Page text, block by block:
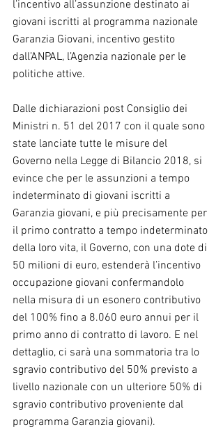
l’incentivo all’assunzione destinato ai
giovani iscritti al programma nazionale
Garanzia Giovani, incentivo gestito
dall’ANPAL, l’Agenzia nazionale per le
politiche attive.
Dalle dichiarazioni post Consiglio dei
Ministri n. 51 del 2017 con il quale sono
state lanciate tutte le misure del
Governo nella Legge di Bilancio 2018, si
evince che per le assunzioni a tempo
indeterminato di giovani iscritti a
Garanzia giovani, e più precisamente per
il primo contratto a tempo indeterminato
della loro vita, il Governo, con una dote di
50 milioni di euro, estenderà l’incentivo
occupazione giovani confermandolo
nella misura di un esonero contributivo
del 100% fino a 8.060 euro annui per il
primo anno di contratto di lavoro. E nel
dettaglio, ci sarà una sommatoria tra lo
sgravio contributivo del 50% previsto a
livello nazionale con un ulteriore 50% di
sgravio contributivo proveniente dal
programma Garanzia giovani).